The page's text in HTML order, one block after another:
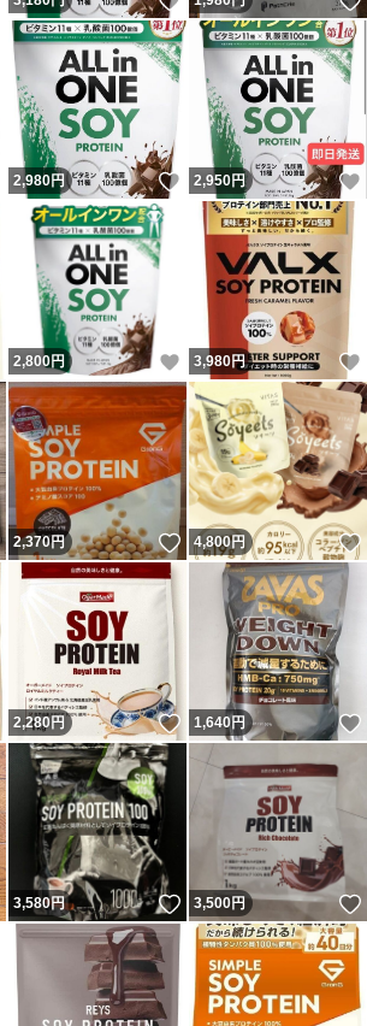
いいね！
2,980円 いいね！
2,950円
いいね！
2,800円 いいね！
3,980円
いいね！
2,370円 いいね！
4,800円
いいね！
2,280 円 いいね！
1,640円
いいね！
3,580円 いいね！
3,500円